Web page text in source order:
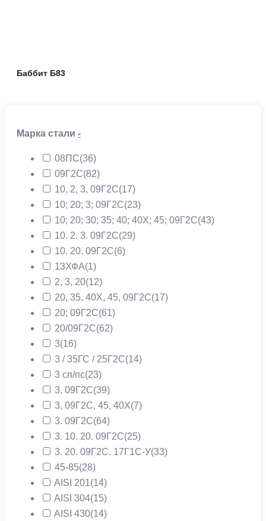
Баббит Б83
Марка стали -
08ПС(36)
09Г2С(82)
10, 2, 3, 09Г2С(17)
10; 20; 3; 09Г2С(23)
10; 20; 30; 35; 40; 40Х; 45; 09Г2С(43)
10. 2. 3. 09Г2С(29)
10. 20. 09Г2С(6)
13ХФА(1)
2, 3, 20(12)
20, 35, 40Х, 45, 09Г2С(17)
20; 09Г2С(61)
20/09Г2С(62)
3(16)
3 / 35ГС / 25Г2С(14)
3 сп/пс(23)
3, 09Г2С(39)
3, 09Г2С, 45, 40Х(7)
3. 09Г2С(64)
3. 10. 20. 09Г2С(25)
3. 20. 09Г2С. 17Г1С-У(33)
45-85(28)
AISI 201(14)
AISI 304(15)
AISI 430(14)